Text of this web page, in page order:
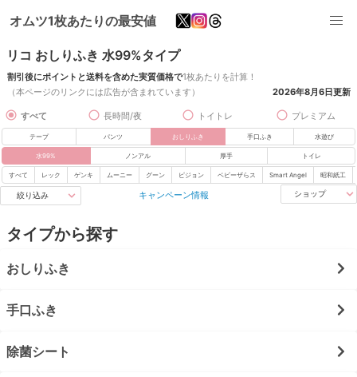
オムツ1枚あたりの最安値
リコ おしりふき 水99%タイプ
割引後にポイントと送料を含めた実質価格で1枚あたりを計算！
（本ページのリンクには広告が含まれています）
2026年8月6日更新
すべて 長時間/夜 トイトレ プレミアム
テープ パンツ おしりふき 手口ふき 水遊び
水99% ノンアル 厚手 トイレ
すべて レック ゲンキ ムーニー グーン ピジョン ベビーザらス Smart Angel 昭和紙工
絞り込み キャンペーン情報 ショップ
タイプから探す
おしりふき
手口ふき
除菌シート